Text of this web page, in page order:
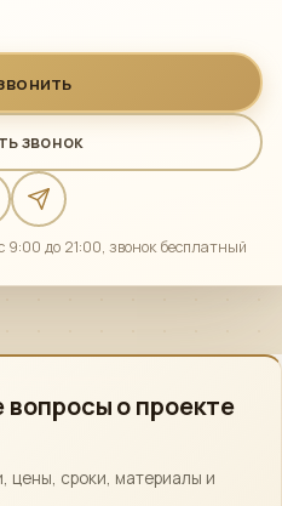
звонок
9:00 до 21:00, звонок бесплатный
о проекте
цены, сроки, материалы и